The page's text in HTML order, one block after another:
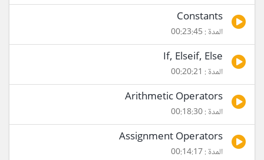
Constants
المدة : 00:23:45
If, Elseif, Else
المدة : 00:20:21
Arithmetic Operators
المدة : 00:18:30
Assignment Operators
المدة : 00:14:17